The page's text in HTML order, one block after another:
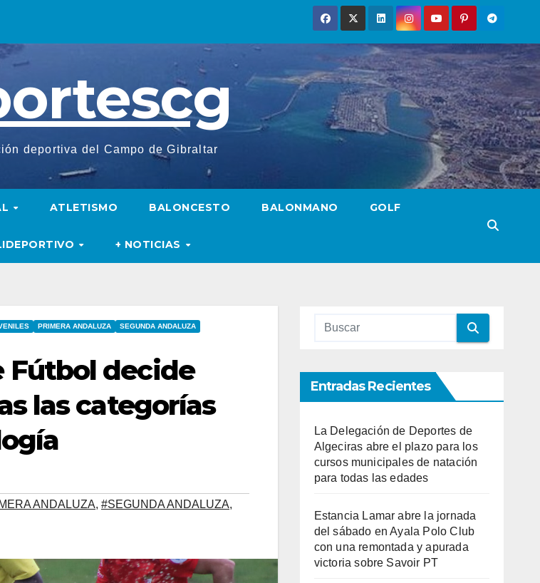
deportiva del Campo de Gibraltar
ATLETISMO BALONCESTO BALONMANO GOLF
+ NOTICIAS
PRIMERA ANDALUZA
SEGUNDA ANDALUZA
Fútbol decide
las categorías
ANDALUZA, #SEGUNDA ANDALUZA,
Entradas Recientes
La Delegación de Deportes de
Algeciras abre el plazo para los
cursos municipales de natación
para todas las edades
Estancia Lamar abre la jornada
del sábado en Ayala Polo Club
con una remontada y apurada
victoria sobre Savoir PT